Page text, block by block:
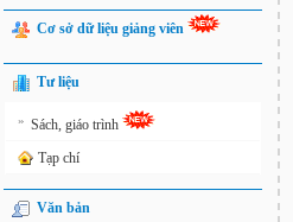
Cơ sở dữ liệu giảng viên
Tư liệu
» Sách, giáo trình
Tạp chí
Văn bản